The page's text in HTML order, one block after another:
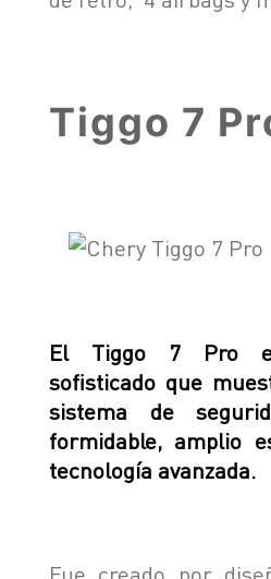
Tiggo 7
El Tiggo 7 Pro
sofisticado que
sistema de
formidable, amplio
tecnología avanzada.